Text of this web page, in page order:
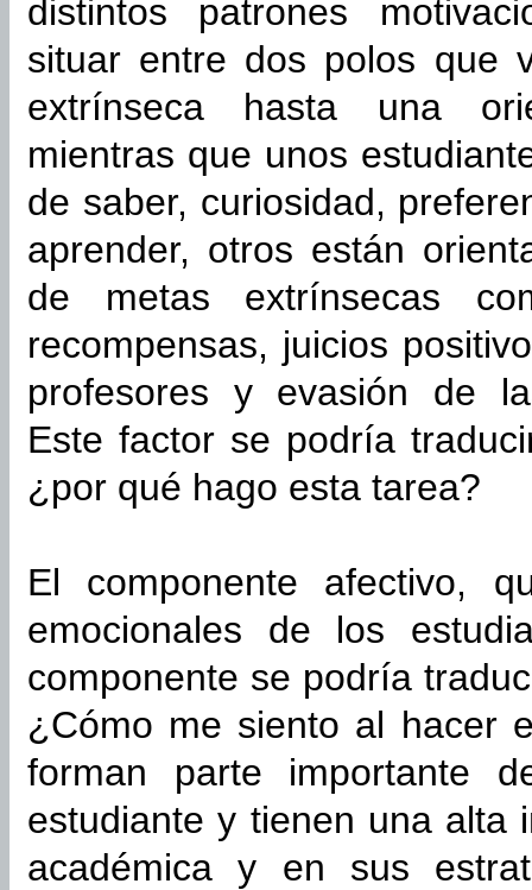
distintos patrones
situar entre dos polos que
extrínseca hasta una
mientras que unos
de saber, curiosidad,
aprender, otros están
de metas extrínsecas
recompensas, juicios
profesores y evasión de
Este factor se podría
¿por qué hago esta tarea?
El componente afectivo,
emocionales de los
componente se podría
¿Cómo me siento al hacer
forman parte importante
estudiante y tienen una alta
académica y en sus